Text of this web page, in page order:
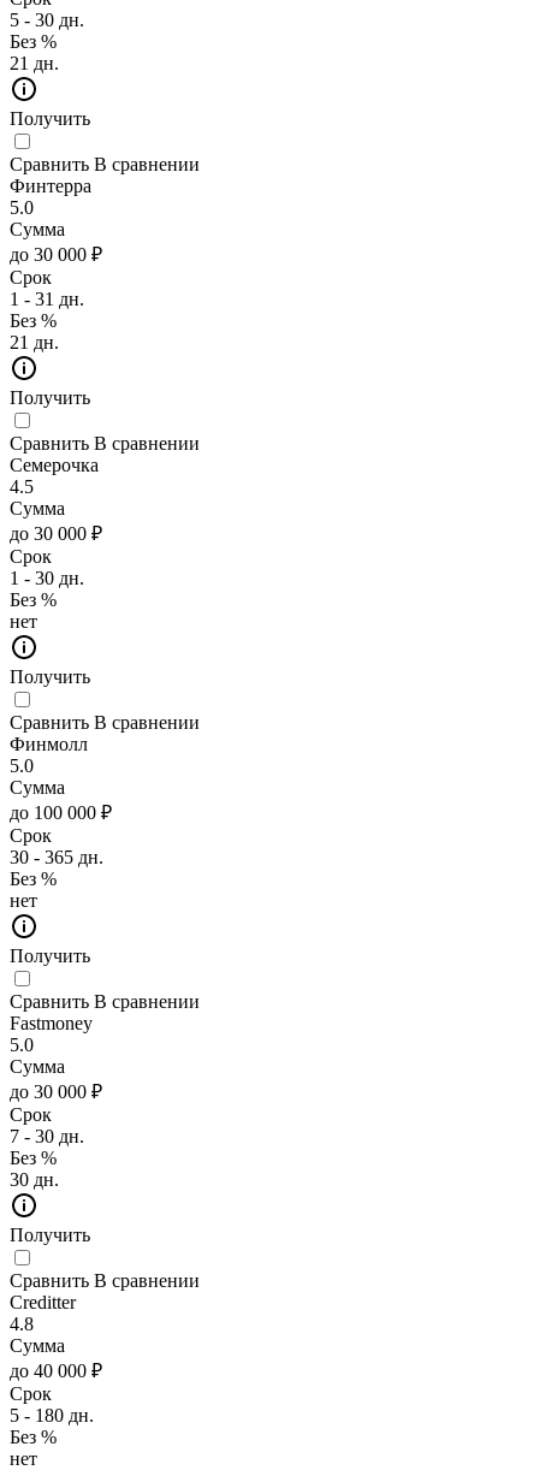
5 - 30 дн.
Без %
21 дн.
Получить
Сравнить В сравнении
Финтерра
5.0
Сумма
до 30 000 ₽
Срок
1 - 31 дн.
Без %
21 дн.
Получить
Сравнить В сравнении
Семерочка
4.5
Сумма
до 30 000 ₽
Срок
1 - 30 дн.
Без %
нет
Получить
Сравнить В сравнении
Финмолл
5.0
Сумма
до 100 000 ₽
Срок
30 - 365 дн.
Без %
нет
Получить
Сравнить В сравнении
Fastmoney
5.0
Сумма
до 30 000 ₽
Срок
7 - 30 дн.
Без %
30 дн.
Получить
Сравнить В сравнении
Creditter
4.8
Сумма
до 40 000 ₽
Срок
5 - 180 дн.
Без %
нет